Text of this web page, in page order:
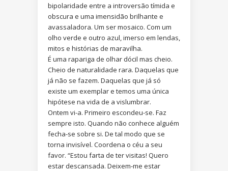
bipolaridade entre a introversão tímida e
obscura e uma imensidão brilhante e
avassaladora. Um ser mosaico. Com um
olho verde e outro azul, imerso em lendas,
mitos e histórias de maravilha.
É uma rapariga de olhar dócil mas cheio.
Cheio de naturalidade rara. Daquelas que
já não se fazem. Daquelas que já só
existe um exemplar e temos uma única
hipótese na vida de a vislumbrar.
Ontem vi-a. Primeiro escondeu-se. Faz
sempre isto. Quando não conhece alguém
fecha-se sobre si. De tal modo que se
torna invisível. Coordena o céu a seu
favor. “Estou farta de ter visitas! Quero
estar descansada. Deixem-me estar